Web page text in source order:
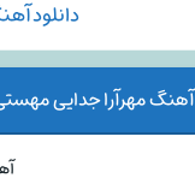
دانلود
آهنگ مهرآرا جدایی